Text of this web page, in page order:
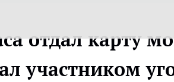
отдал карту
участником